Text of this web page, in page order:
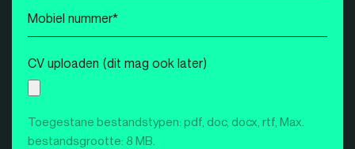
*
Mobiel
nummer
*
CV uploaden (dit mag ook later)
Toegestane bestandstypen: pdf, doc, docx, rtf, Max.
bestandsgrootte: 8 MB.